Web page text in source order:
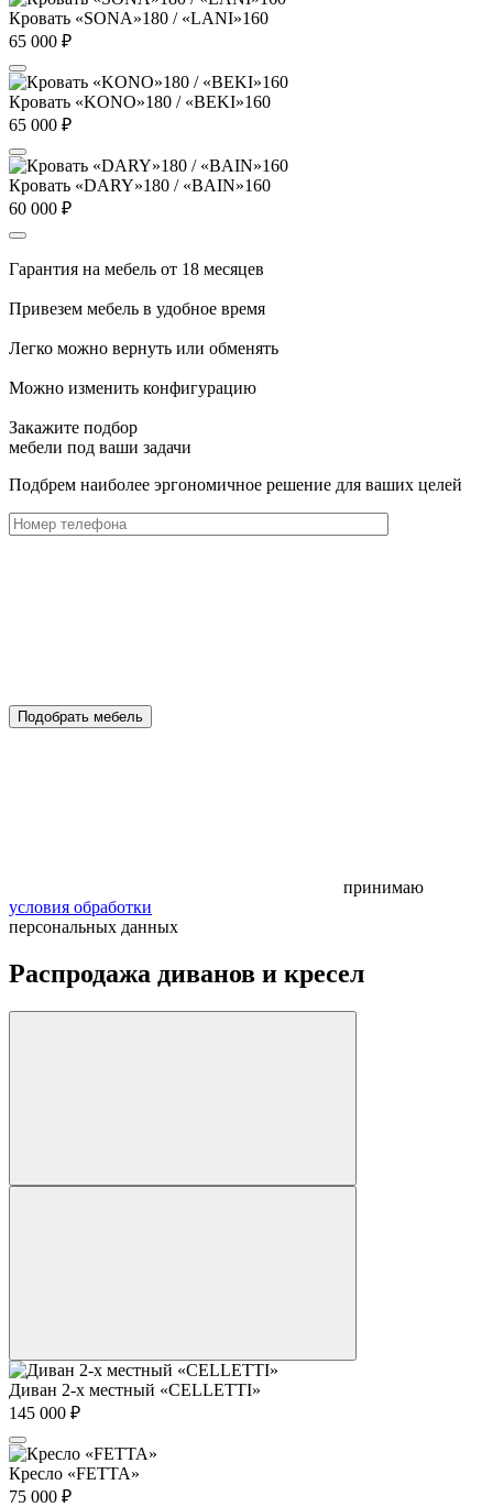
Кровать «SONA»180 / «LANI»160
65 000 ₽
Кровать «KONO»180 / «BEKI»160
65 000 ₽
Кровать «DARY»180 / «BAIN»160
60 000 ₽
Гарантия на мебель от 18 месяцев
Привезем мебель в удобное время
Легко можно вернуть или обменять
Можно изменить конфигурацию
Закажите подбор
мебели под ваши задачи
Подбрем наиболее эргономичное решение для ваших целей
Подобрать мебель
принимаю
условия обработки
персональных данных
Распродажа диванов и кресел
Диван 2-х местный «CELLETTI»
145 000 ₽
Кресло «FETTA»
75 000 ₽